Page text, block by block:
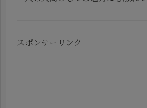
スポンサーリンク